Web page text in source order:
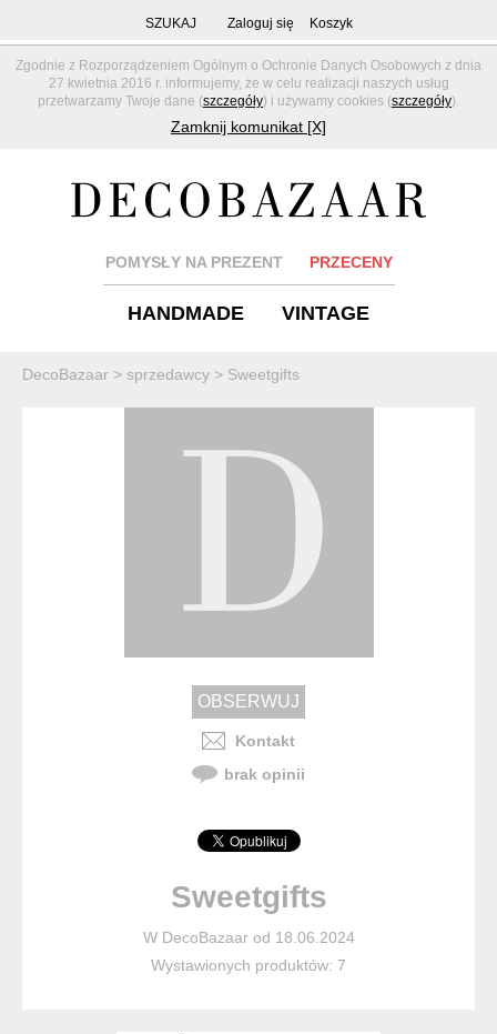
Zgodnie z Rozporządzeniem Ogólnym o Ochronie Danych Osobowych z dnia
27 kwietnia 2016 r. informujemy, że w celu realizacji naszych usług
przetwarzamy Twoje dane (szczegóły) i używamy cookies (szczegóły).
Zamknij komunikat [X]
SZUKAJ Zaloguj się Koszyk
POMYSŁY NA PREZENT PRZECENY
HANDMADE VINTAGE
DecoBazaar > sprzedawcy > Sweetgifts
Kontakt
brak opinii
Sweetgifts
W DecoBazaar od 18.06.2024
Wystawionych produktów: 7